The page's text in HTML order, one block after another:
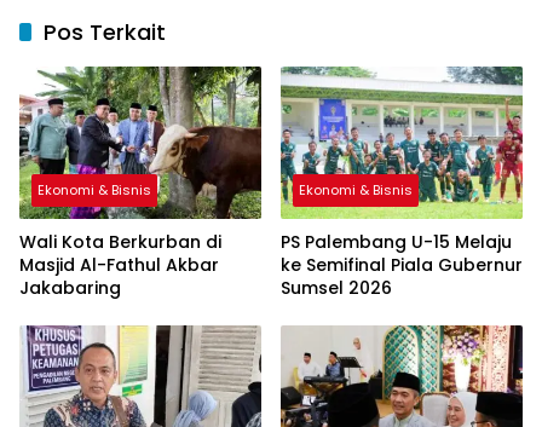
Pos Terkait
Ekonomi & Bisnis
Wali Kota Berkurban di
Masjid Al-Fathul Akbar
Jakabaring
Ekonomi & Bisnis
PS Palembang U-15 Melaju
ke Semifinal Piala Gubernur
Sumsel 2026